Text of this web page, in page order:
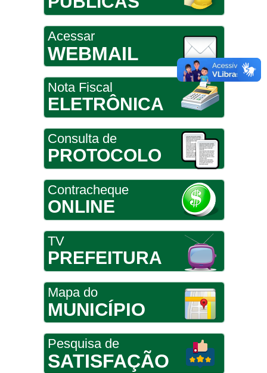
Acessar
WEBMAIL
Nota Fiscal
ELETRÔNICA
Consulta de
PROTOCOLO
Contracheque
ONLINE
TV
PREFEITURA
Mapa do
MUNICÍPIO
Pesquisa de
SATISFAÇÃO